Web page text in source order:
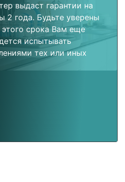
выдаст гарантии на
2 года. Будьте уверены
срока Вам еще
испытывать
тех или иных